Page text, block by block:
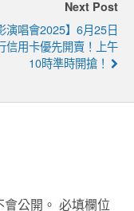
Next Post
演唱會2025】6月25日
信用卡優先開賣！上午
10時準時開搶！
公開。 必填欄位